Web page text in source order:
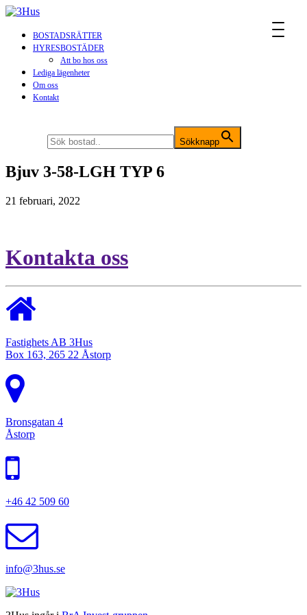
BOSTADSRÄTTER
HYRESBOSTÄDER
Att bo hos oss
Lediga lägenheter
Om oss
Kontakt
Sökknapp
Bjuv 3-58-LGH TYP 6
21 februari, 2022
Kontakta oss
Fastighets AB 3Hus
Box 163, 265 22 Åstorp
Bronsgatan 4
Åstorp
+46 42 509 60
info@3hus.se